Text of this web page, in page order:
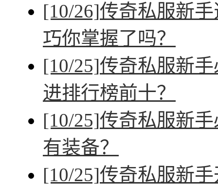
[10/26]传奇私服新
巧你掌握了吗？
[10/25]传奇私服新
进排行榜前十？
[10/25]传奇私服新
有装备？
[10/25]传奇私服新